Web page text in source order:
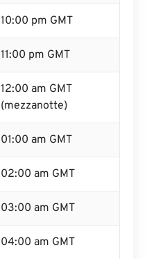
10:00 pm GMT
11:00 pm GMT
12:00 am GMT
(mezzanotte)
01:00 am GMT
02:00 am GMT
03:00 am GMT
04:00 am GMT